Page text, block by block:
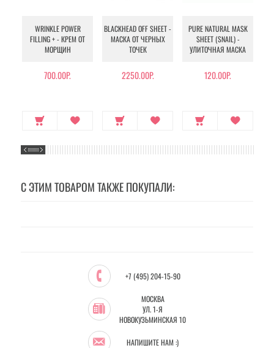
WRINKLE POWER
FILLING + - КРЕМ ОТ
МОРЩИН
700.00Р.
BLACKHEAD OFF SHEET -
МАСКА ОТ ЧЕРНЫХ
ТОЧЕК
2250.00Р.
PURE NATURAL MASK
SHEET (SNAIL) -
УЛИТОЧНАЯ МАСКА
120.00Р.
С ЭТИМ ТОВАРОМ ТАКЖЕ ПОКУПАЛИ:
+7 (495) 204-15-90
МОСКВА
УЛ. 1-Я
НОВОКУЗЬМИНСКАЯ 10
НАПИШИТЕ НАМ :)